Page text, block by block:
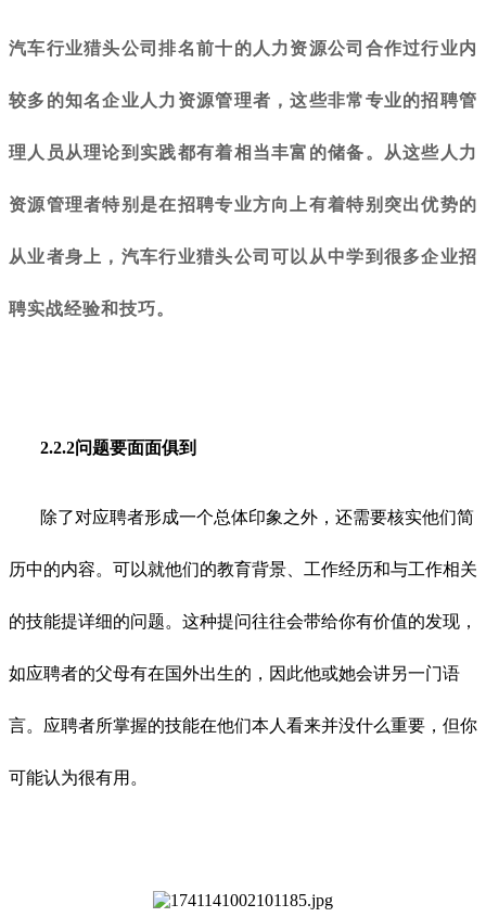
汽车行业猎头公司排名前十的人力资源公司合作过行业内
较多的知名企业人力资源管理者，这些非常专业的招聘管
理人员从理论到实践都有着相当丰富的储备。从这些人力
资源管理者特别是在招聘专业方向上有着特别突出优势的
从业者身上，汽车行业猎头公司可以从中学到很多企业招
聘实战经验和技巧。
2.2.2问题要面面俱到
除了对应聘者形成一个总体印象之外，还需要核实他们简
历中的内容。可以就他们的教育背景、工作经历和与工作相关
的技能提详细的问题。这种提问往往会带给你有价值的发现，
如应聘者的父母有在国外出生的，因此他或她会讲另一门语
言。应聘者所掌握的技能在他们本人看来并没什么重要，但你
可能认为很有用。